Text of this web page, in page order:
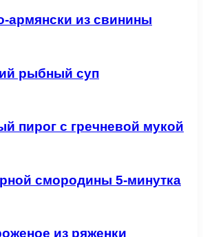
из свинины
рыбный суп
пирог с гречневой мукой
смородины 5-минутка
из ряженки